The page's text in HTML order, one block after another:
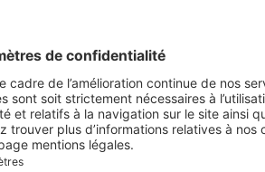
MONACO AGE ONCOLOGIE 2027